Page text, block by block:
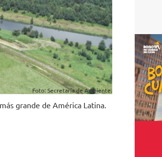
Foto: Secretaría de Ambiente.
grande de América Latina.